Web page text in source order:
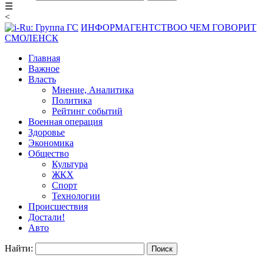
☰
<
ИНФОРМАГЕНТСТВОО ЧЕМ ГОВОРИТ
СМОЛЕНСК
Главная
Важное
Власть
Мнение, Аналитика
Политика
Рейтинг событий
Военная операция
Здоровье
Экономика
Общество
Культура
ЖКХ
Спорт
Технологии
Происшествия
Достали!
Авто
Найти: